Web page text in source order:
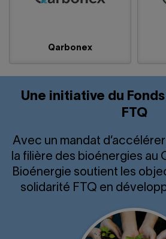
Qarbonex
Une initiative du
FTQ
Avec un mandat
la filière des bioénergies au
Bioénergie soutient les
solidarité FTQ en